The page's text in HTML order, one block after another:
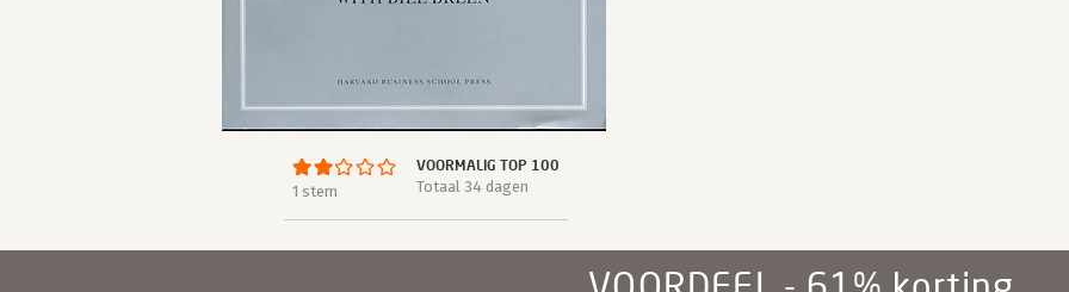
1 stem
VOORMALIG TOP 100
Totaal 34 dagen